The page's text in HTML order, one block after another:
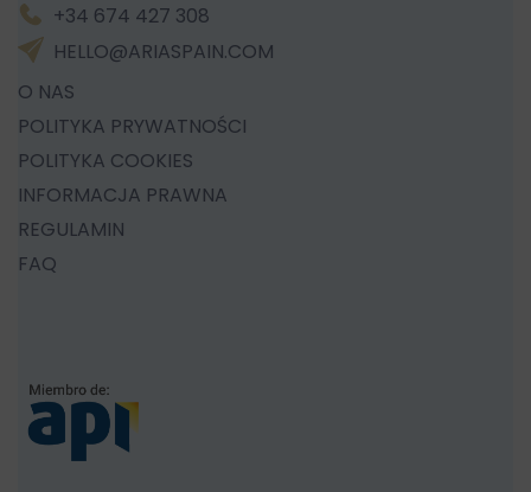
+34 674 427 308
HELLO@ARIASPAIN.COM
O NAS
POLITYKA PRYWATNOŚCI
POLITYKA COOKIES
INFORMACJA PRAWNA
REGULAMIN
FAQ